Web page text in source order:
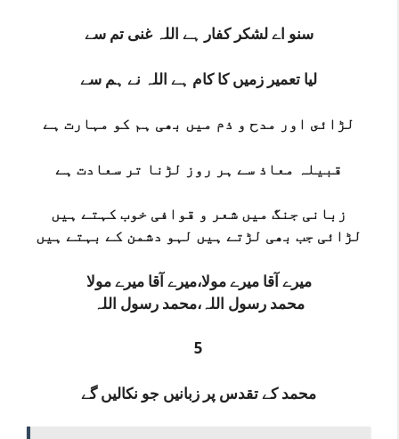
سنو اے لشکر کفار ہے اللہ غنی تم سے
لیا تعمیر زمیں کا کام ہے اللہ نے ہم سے
لڑائى اور مدح و ذم میں بھی ہم کو مہارت ہے
قبیلہ معاذ سے ہر روز لڑنا تر سعادت ہے
زبانی جنگ میں شعر و قوافی خوب کہتے ہیں
لڑائی جب بھی لڑتے ہیں‌ لہو دشمن کے بہتے ہیں
میرے آقا میرے مولا،میرے آقا میرے مولا
محمد رسول اللہ،محمد رسول اللہ
5
محمد کے تقدس پر زبانیں جو نکالیں گے